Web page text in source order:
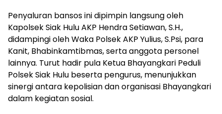
Penyaluran bansos ini dipimpin langsung oleh
Kapolsek Siak Hulu AKP Hendra Setiawan, S.H.,
didampingi oleh Waka Polsek AKP Yulius, S.Psi, para
Kanit, Bhabinkamtibmas, serta anggota personel
lainnya. Turut hadir pula Ketua Bhayangkari Peduli
Polsek Siak Hulu beserta pengurus, menunjukkan
sinergi antara kepolisian dan organisasi Bhayangkari
dalam kegiatan sosial.